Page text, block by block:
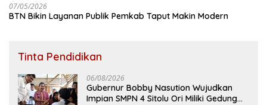
07/05/2026
BTN Bikin Layanan Publik Pemkab Taput Makin Modern
Tinta Pendidikan
06/08/2026
Gubernur Bobby Nasution Wujudkan
Impian SMPN 4 Sitolu Ori Miliki Gedung